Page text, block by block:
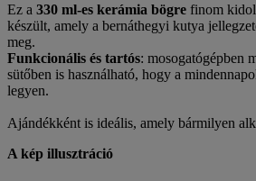
Ez a 330 ml-es kerámia bögre finom
készült, amely a bernáthegyi kutya
meg.
Funkcionális és tartós: mosogatógépben
sütőben is használható, hogy a
legyen.
Ajándékként is ideális, amely bármilyen
A kép illusztráció